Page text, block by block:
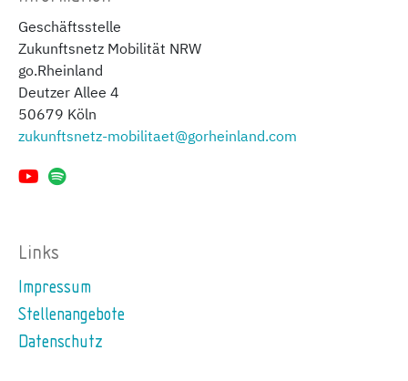
Geschäftsstelle
Zukunftsnetz Mobilität NRW
go.Rheinland
Deutzer Allee 4
50679 Köln
zukunftsnetz-mobilitaet@gorheinland.com
Links
Impressum
Stellenangebote
Datenschutz